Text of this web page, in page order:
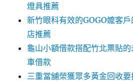
燈具推薦
新竹眼科有效的GOGO嬤客
店推薦
龜山小額借款搭配竹北票貼
車借款
三重當舖榮獲眾多黃金回收